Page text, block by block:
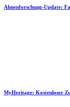
Ahnenforschung-Update:
MyHeritage: Kostenloser